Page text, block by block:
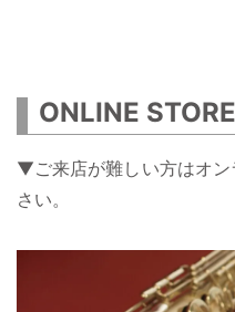
ONLINE STORE
▼ご来店が難しい方はオ
さい。